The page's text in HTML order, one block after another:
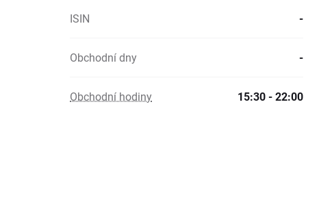
ISIN -
Obchodní dny -
Obchodní hodiny 15:30 - 22:00